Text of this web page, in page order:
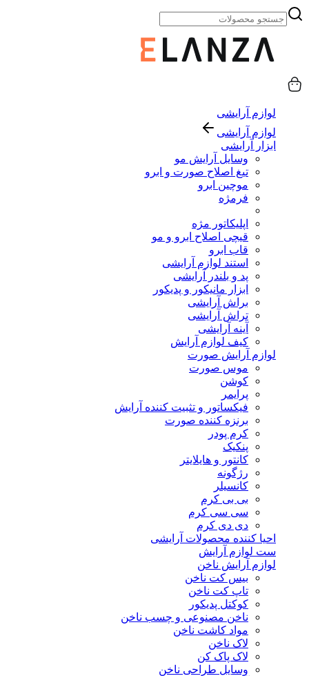
لوازم آرایشی
لوازم آرایشی
ابزار آرایشی
وسایل آرایش مو
تیغ اصلاح صورت و ابرو
موچین ابرو
فرمژه
اپلیکاتور مژه
قیچی اصلاح ابرو و مو
قاب ابرو
استند لوازم آرایشی
پد و بلندر آرایشی
ابزار مانیکور و پدیکور
براش آرایشی
تراش آرایشی
آینه آرایشی
کیف لوازم آرایش
لوازم آرایش صورت
موس صورت
کوشن
پرایمر
فیکساتور و تثبیت کننده آرایش
برنزه کننده صورت
کرم پودر
پنکیک
کانتور و هایلایتر
رژگونه
کانسیلر
بی بی کرم
سی سی کرم
دی دی کرم
احیا کننده محصولات آرایشی
ست لوازم آرایش
لوازم آرایش ناخن
بیس کت ناخن
تاپ کت ناخن
کوکتل پدیکور
ناخن مصنوعی و چسب ناخن
مواد کاشت ناخن
لاک ناخن
لاک پاک کن
وسایل طراحی ناخن